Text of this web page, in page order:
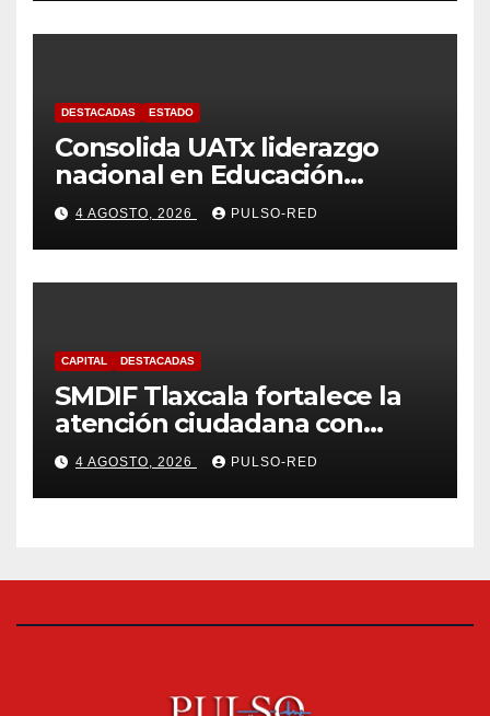
Estatal de Morena
DESTACADAS ESTADO
Consolida UATx liderazgo
nacional en Educación
Especial, Gerontología y
Ciencias de la Familia
4 AGOSTO, 2026 PULSO-RED
CAPITAL DESTACADAS
SMDIF Tlaxcala fortalece la
atención ciudadana con
servicios cercanos y espacios
dignos para las familias
4 AGOSTO, 2026 PULSO-RED